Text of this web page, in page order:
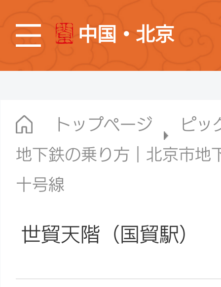
中国・北京
トップページ
ピッ
地下鉄の乗り方｜北京市地
十号線
世貿天階（国貿駅）